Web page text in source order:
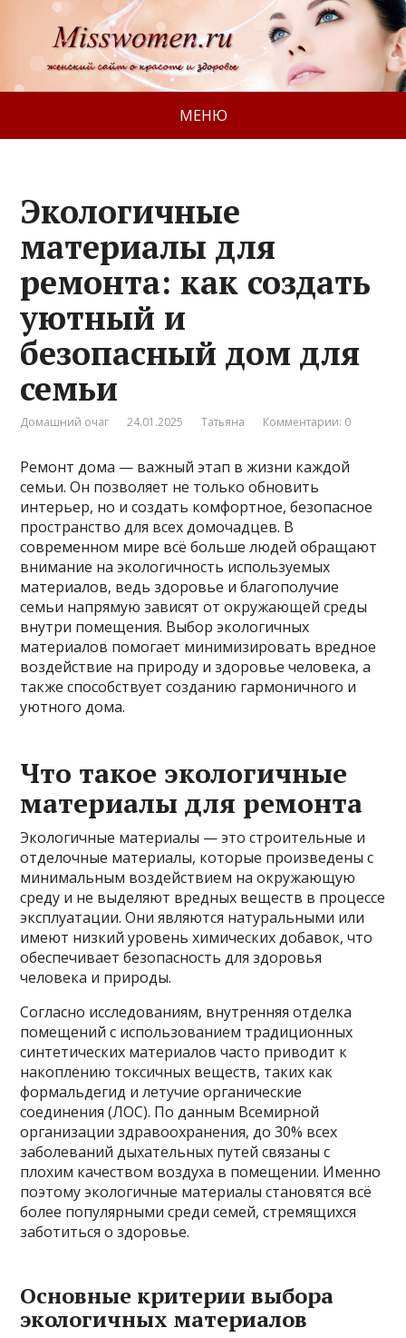
МЕНЮ
Экологичные
материалы для
ремонта: как создать
уютный и
безопасный дом для
семьи
Домашний очаг 24.01.2025 Татьяна Комментарии: 0
Ремонт дома — важный этап в жизни каждой
семьи. Он позволяет не только обновить
интерьер, но и создать комфортное, безопасное
пространство для всех домочадцев. В
современном мире всё больше людей обращают
внимание на экологичность используемых
материалов, ведь здоровье и благополучие
семьи напрямую зависят от окружающей среды
внутри помещения. Выбор экологичных
материалов помогает минимизировать вредное
воздействие на природу и здоровье человека, а
также способствует созданию гармоничного и
уютного дома.
Что такое экологичные
материалы для ремонта
Экологичные материалы — это строительные и
отделочные материалы, которые произведены с
минимальным воздействием на окружающую
среду и не выделяют вредных веществ в процессе
эксплуатации. Они являются натуральными или
имеют низкий уровень химических добавок, что
обеспечивает безопасность для здоровья
человека и природы.
Согласно исследованиям, внутренняя отделка
помещений с использованием традиционных
синтетических материалов часто приводит к
накоплению токсичных веществ, таких как
формальдегид и летучие органические
соединения (ЛОС). По данным Всемирной
организации здравоохранения, до 30% всех
заболеваний дыхательных путей связаны с
плохим качеством воздуха в помещении. Именно
поэтому экологичные материалы становятся всё
более популярными среди семей, стремящихся
заботиться о здоровье.
Основные критерии выбора
экологичных материалов